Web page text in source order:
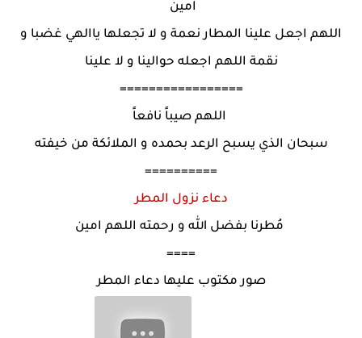
آمين
اللهم اجعل علينا المطار نعمة و لا تجعلها ياالهي غضبا و
نقمة اللهم اجعله حوالينا و لا علينا
=================
اللهم ‏‎‎صيباً نافعاً
سبحان الذي يسبح الرعد بحمده و الملائكة من خيفته
==========
دعاء نزول المطر
مُطرنا بفضل الله و رحمته اللهم امين
====
صور مكتوب عليها دعاء المطر